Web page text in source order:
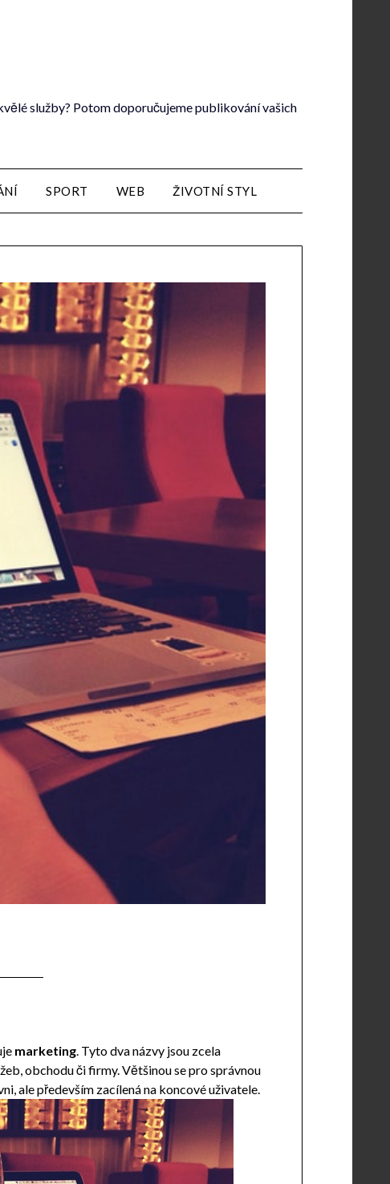
služby? Potom doporučujeme publikování vašich
SPORT WEB ŽIVOTNÍ STYL
marketing. Tyto dva názvy jsou zcela
obchodu či firmy. Většinou se pro správnou
ale především zacílená na koncové uživatele.